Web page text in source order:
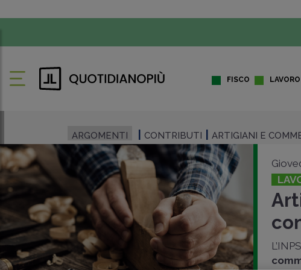
FISCO LAVORO
ARGOMENTI CONTRIBUTI ARTIGIANI E